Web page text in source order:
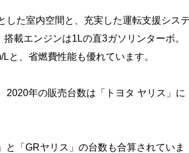
した室内空間と、充実した運転支援シス
載エンジンは1Lの直3ガソリンターボ。
と、省燃費性能も優れています。
2020年の販売台数は「トヨタ ヤリス」に
「GRヤリス」の台数も合算されていま